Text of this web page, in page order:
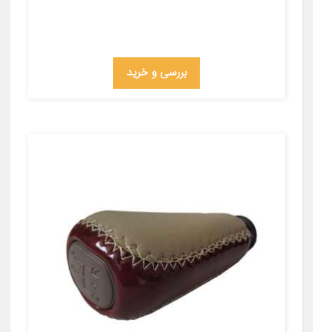
بررسی و خرید